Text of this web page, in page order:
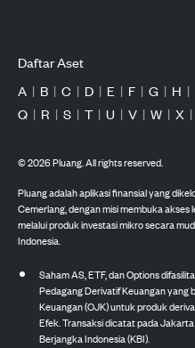
Daftar Aset
A | B | C | D | E | F | G | H |
Q | R | S | T | U | V | W | X |
©2026Pluang. All rights reserved.
Pluang adalah aplikasi finansial yang
Cemerlang, dengan misi membuka
melalui produk investasi mikro secara
Indonesia.
Saham AS, ETF, dan Options
Pedagang Derivatif Keuangan yang
Keuangan (OJK) untuk produk
Efek. Transaksi dicatat pada
Berjangka Indonesia (KBI).